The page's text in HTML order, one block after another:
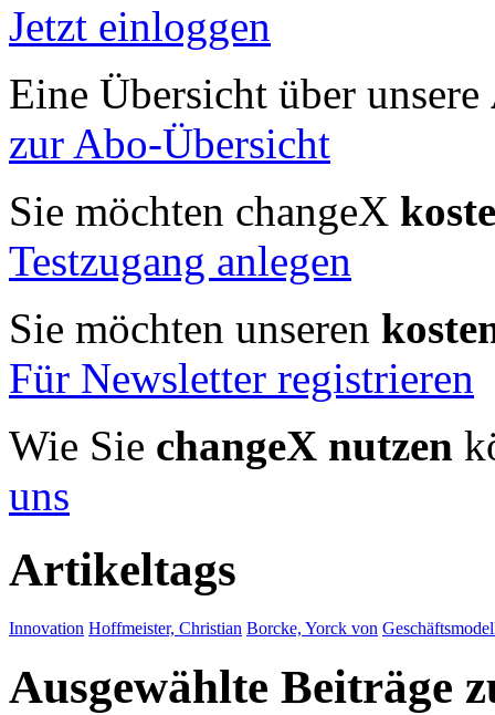
Jetzt einloggen
Eine Übersicht über unsere
zur Abo-Übersicht
Sie möchten changeX
Testzugang anlegen
Sie möchten unseren
Für Newsletter registrieren
Wie Sie changeX nutzen
uns
Artikeltags
Innovation Hoffmeister, Christian Borcke, Yorck von
Ausgewählte Beiträge